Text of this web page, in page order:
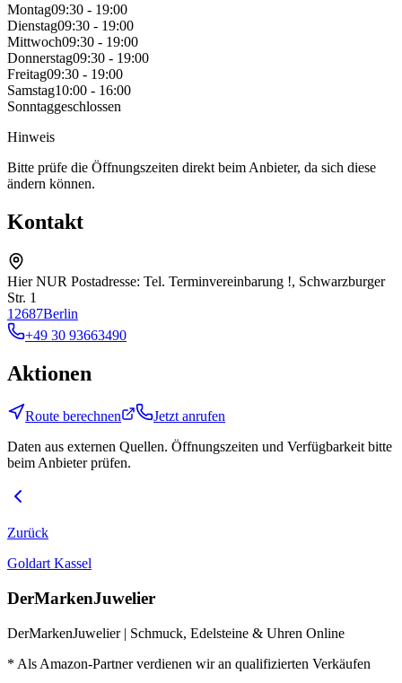
Montag09:30 - 19:00
Dienstag09:30 - 19:00
Mittwoch09:30 - 19:00
Donnerstag09:30 - 19:00
Freitag09:30 - 19:00
Samstag10:00 - 16:00
Sonntaggeschlossen
Hinweis
Bitte prüfe die Öffnungszeiten direkt beim Anbieter, da sich diese
ändern können.
Kontakt
Hier NUR Postadresse: Tel. Terminvereinbarung !, Schwarzburger
Str. 1
12687Berlin
+49 30 93663490
Aktionen
Route berechnen
Jetzt anrufen
Daten aus externen Quellen. Öffnungszeiten und Verfügbarkeit bitte
beim Anbieter prüfen.
Zurück
Goldart Kassel
DerMarkenJuwelier
DerMarkenJuwelier | Schmuck, Edelsteine & Uhren Online
* Als Amazon-Partner verdienen wir an qualifizierten Verkäufen